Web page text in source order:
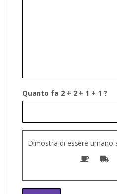
Quanto fa 2 + 2 + 1 + 1 ?
Dimostra di essere umano